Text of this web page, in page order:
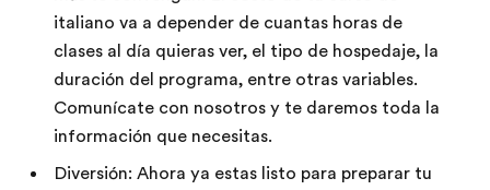
italiano va a depender de cuantas horas de
clases al día quieras ver, el tipo de hospedaje, la
duración del programa, entre otras variables.
Comunícate con nosotros y te daremos toda la
información que necesitas.
Diversión: Ahora ya estas listo para preparar tu